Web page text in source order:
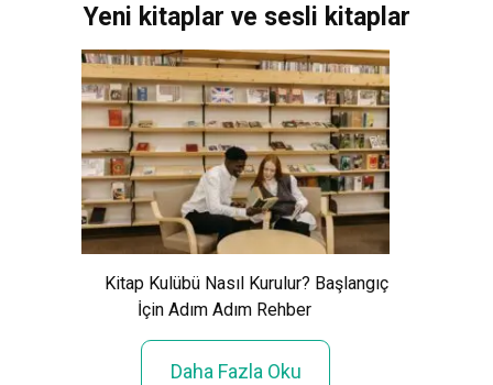
Yeni kitaplar ve sesli kitaplar
Kitap Kulübü Nasıl Kurulur? Başlangıç
İçin Adım Adım Rehber
Daha Fazla Oku